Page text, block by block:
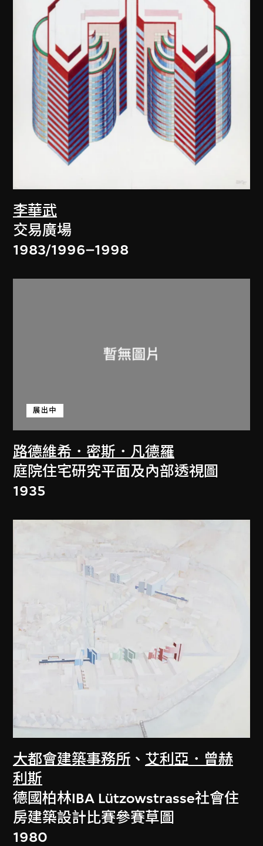
李華武
交易廣場
1983/1996–1998
路德維希．密斯．凡德羅
展出中
庭院住宅研究平面及內部透視圖
1935
大都會建築事務所 、 艾利亞．曾赫
利斯
德國柏林IBA Lützowstrasse社會住
房建築設計比賽參賽草圖
1980